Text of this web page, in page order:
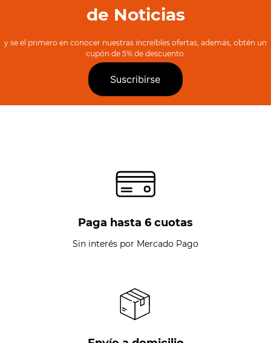
de Noticias
y se el primero en conocer nuestras increíbles ofertas, además, obtén un
cupón de 5% de descuento.
Suscribirse
Paga hasta 6 cuotas
Sin interés por Mercado Pago